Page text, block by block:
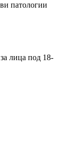
патологии
лица под 18-